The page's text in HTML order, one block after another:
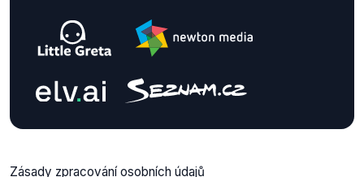
Zásady zpracování osobních údajů